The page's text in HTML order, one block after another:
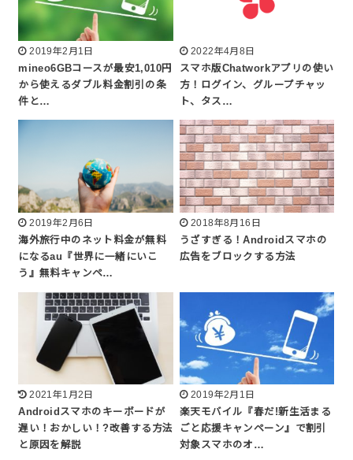
2019年2月1日
mineo6GBコースが最安1,010円
から使えるダブル料金割引の条
件と…
2022年4月8日
スマホ版Chatworkアプリの使い
方！ログイン、グループチャッ
ト、タス…
2019年2月6日
海外旅行中のネット料金が無料
になるau『世界に一緒にいこ
う』無料キャンペ…
2018年8月16日
うざすぎる！Androidスマホの
広告をブロックする方法
2021年1月2日
Androidスマホのキーボードが
遅い！おかしい！?改善する方法
と原因を解説
2019年2月1日
楽天モバイル『春だ!新生活まる
ごと応援キャンペーン』で割引
対象スマホのオ…